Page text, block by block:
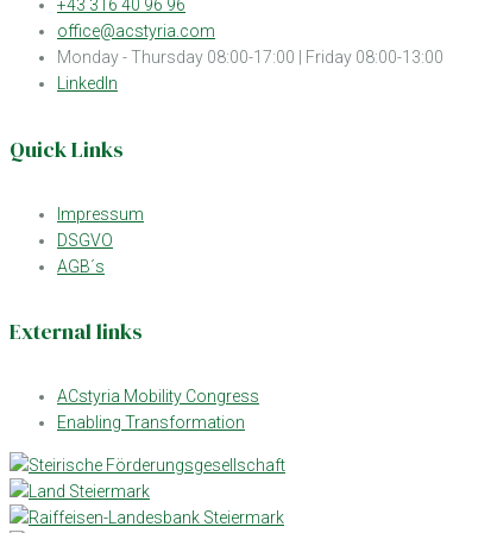
+43 316 40 96 96
office@acstyria.com
Monday - Thursday 08:00-17:00 | Friday 08:00-13:00
LinkedIn
Quick Links
Impressum
DSGVO
AGB´s
External links
ACstyria Mobility Congress
Enabling Transformation